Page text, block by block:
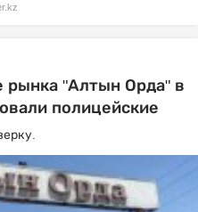
"Алтын Орда" в
полицейские